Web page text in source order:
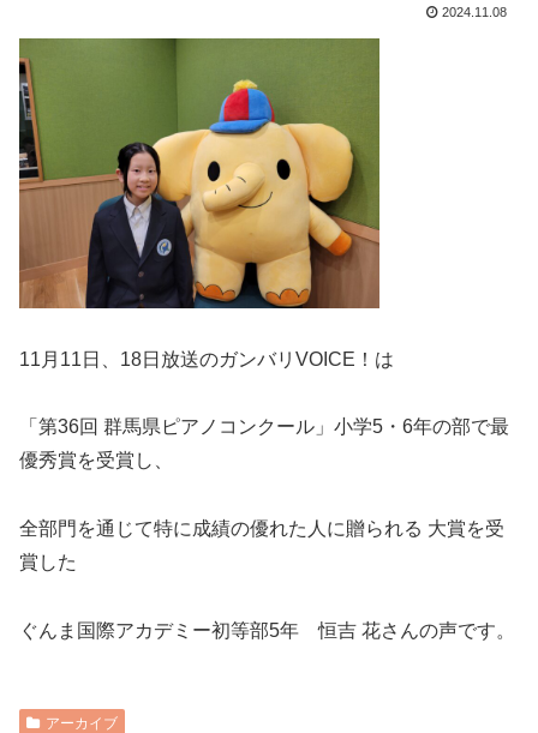
2024.11.08
11月11日、18日放送のガンバリVOICE！は
「第36回 群馬県ピアノコンクール」小学5・6年の部で最
優秀賞を受賞し、
全部門を通じて特に成績の優れた人に贈られる 大賞を受
賞した
ぐんま国際アカデミー初等部5年 恒吉 花さんの声です。
アーカイブ